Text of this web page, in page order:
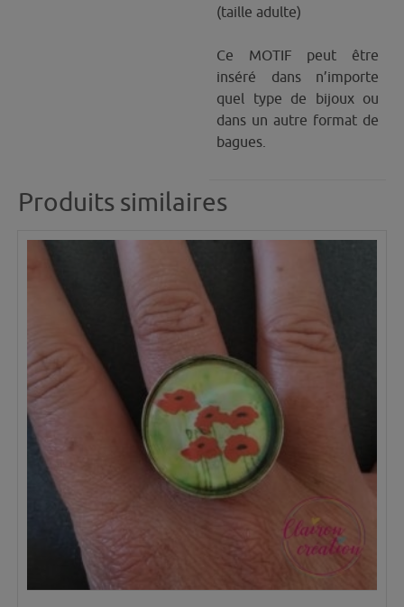
(taille adulte)
Ce MOTIF peut être
inséré dans n’importe
quel type de bijoux ou
dans un autre format de
bagues.
Produits similaires